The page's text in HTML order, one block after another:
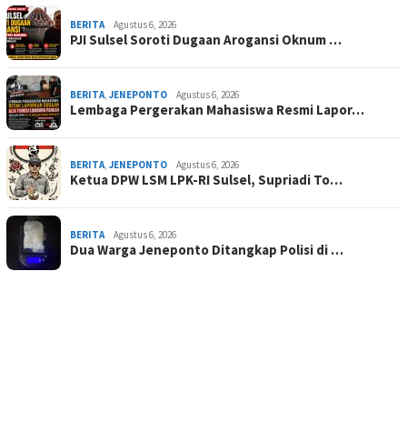
BERITA Agustus 6, 2026
PJI Sulsel Soroti Dugaan Arogansi Oknum …
BERITA, JENEPONTO Agustus 6, 2026
Lembaga Pergerakan Mahasiswa Resmi Lapor…
BERITA, JENEPONTO Agustus 6, 2026
Ketua DPW LSM LPK-RI Sulsel, Supriadi To…
BERITA Agustus 6, 2026
Dua Warga Jeneponto Ditangkap Polisi di …